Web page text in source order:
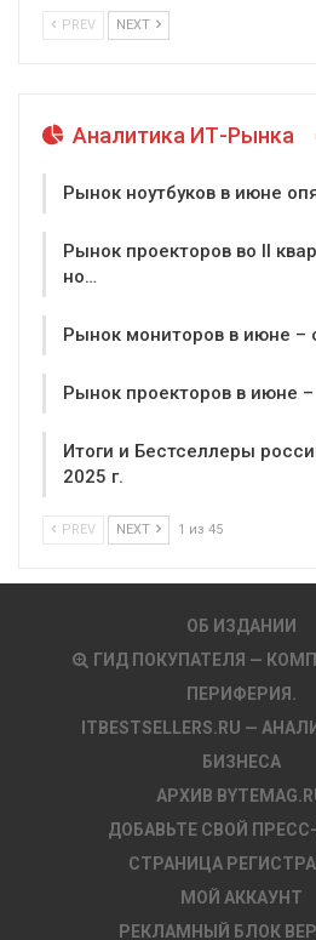
PREV NEXT
Аналитика ИТ-Рынка
Рынок ноутбуков в июне
Рынок проекторов во II
но…
Рынок мониторов в июне –
Рынок проекторов в июне
Итоги и Бестселлеры
2025 г.
PREV NEXT 1 из 45
ОБ ИЗДАНИИ
ГИД ПОКУПАТЕЛЯ —
ПЕРИФЕРИЯ.
ITBESTSELLERS.RU —
БИЗНЕСА
АРХИВ
ДОБАВЬТЕ СВОЙ
СТРАНИЦА
МОЙ АККАУНТ
РЕКЛАМНЫЙ БЛОК